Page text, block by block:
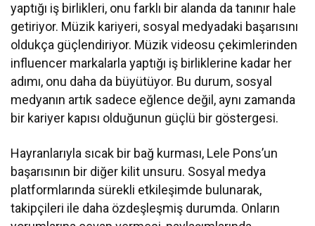
yaptığı iş birlikleri, onu farklı bir alanda da tanınır hale
getiriyor. Müzik kariyeri, sosyal medyadaki başarısını
oldukça güçlendiriyor. Müzik videosu çekimlerinden
influencer markalarla yaptığı iş birliklerine kadar her
adımı, onu daha da büyütüyor. Bu durum, sosyal
medyanın artık sadece eğlence değil, aynı zamanda
bir kariyer kapısı olduğunun güçlü bir göstergesi.
Hayranlarıyla sıcak bir bağ kurması, Lele Pons’un
başarısının bir diğer kilit unsuru. Sosyal medya
platformlarında sürekli etkileşimde bulunarak,
takipçileri ile daha özdeşleşmiş durumda. Onların